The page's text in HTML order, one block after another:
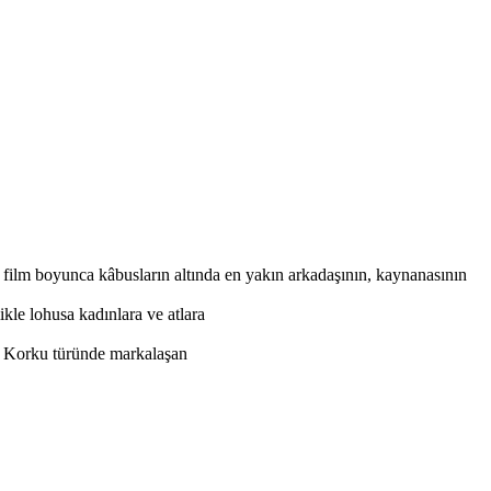
boyunca kâbusların altında en yakın arkadaşının, kaynanasının
lohusa kadınlara ve atlara
Korku türünde markalaşan